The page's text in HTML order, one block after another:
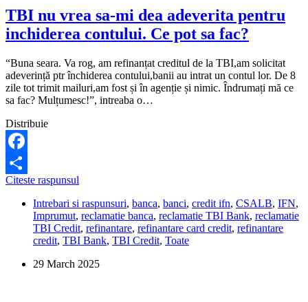
TBI nu vrea sa-mi dea adeverita pentru
inchiderea contului. Ce pot sa fac?
“Buna seara. Va rog, am refinanțat creditul de la TBI,am solicitat
adeverință ptr închiderea contului,banii au intrat un contul lor. De 8
zile tot trimit mailuri,am fost și în agenție și nimic. Îndrumați mă ce
sa fac? Mulțumesc!”, intreaba o…
Distribuie
Facebook
Share
Citeste raspunsul
vrea
sa-
mi
dea
pentru
Intrebari si raspunsuri, banca, banci, credit ifn, CSALB, IFN,
Imprumut, reclamatie banca, reclamatie TBI Bank, reclamatie
TBI Credit, refinantare, refinantare card credit, refinantare
credit, TBI Bank, TBI Credit, Toate
29 March 2025